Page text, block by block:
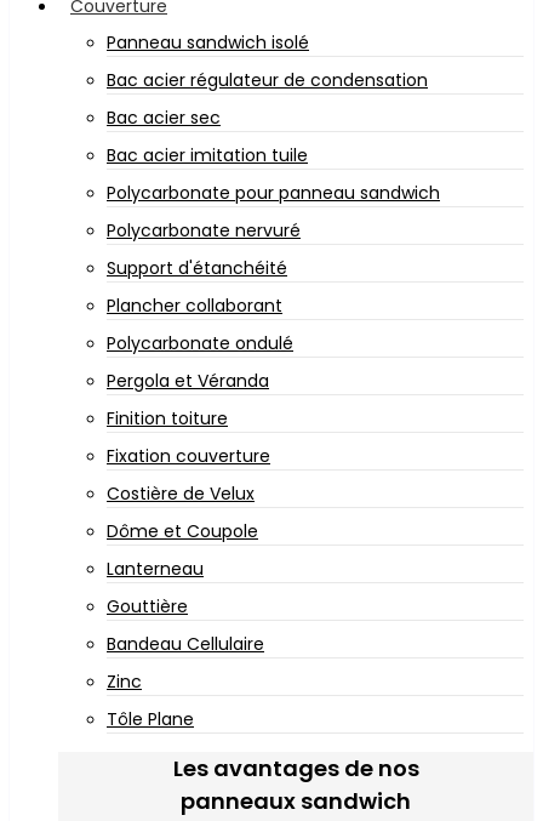
Couverture
Panneau sandwich isolé
Bac acier régulateur de condensation
Bac acier sec
Bac acier imitation tuile
Polycarbonate pour panneau sandwich
Polycarbonate nervuré
Support d'étanchéité
Plancher collaborant
Polycarbonate ondulé
Pergola et Véranda
Finition toiture
Fixation couverture
Costière de Velux
Dôme et Coupole
Lanterneau
Gouttière
Bandeau Cellulaire
Zinc
Tôle Plane
Les avantages de nos
panneaux sandwich